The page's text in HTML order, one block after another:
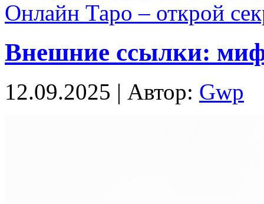
Онлайн Таро – открой
Внешние ссылки:
12.09.2025 | Автор: Gwp